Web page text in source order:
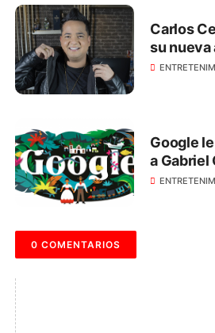
Carlos
su nueva
titulada
Google
a Gabriel
con este
0 COMENTARIOS